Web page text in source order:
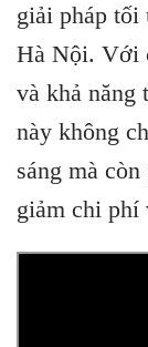
giải pháp tối
Hà Nội. Với
và khả năng
này không
sáng mà
giảm chi phí